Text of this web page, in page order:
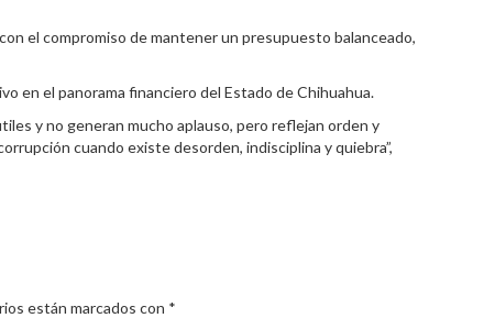
el compromiso de mantener un presupuesto balanceado,
en el panorama financiero del Estado de Chihuahua.
y no generan mucho aplauso, pero reflejan orden y
cuando existe desorden, indisciplina y quiebra”,
están marcados con *